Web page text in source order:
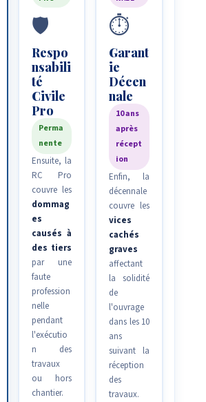
🛡️
Respo
nsabili
té
Civile
Pro
Perma
nente
Ensuite, la
RC Pro
couvre les
dommag
es
causés à
des tiers
par une
faute
profession
nelle
pendant
l'exécutio
n des
travaux
ou hors
chantier.
⏱️
Garant
ie
Décen
nale
10 ans
après
récept
ion
Enfin, la
décennale
couvre les
vices
cachés
graves
affectant
la solidité
de
l'ouvrage
dans les 10
ans
suivant la
réception
des
travaux.